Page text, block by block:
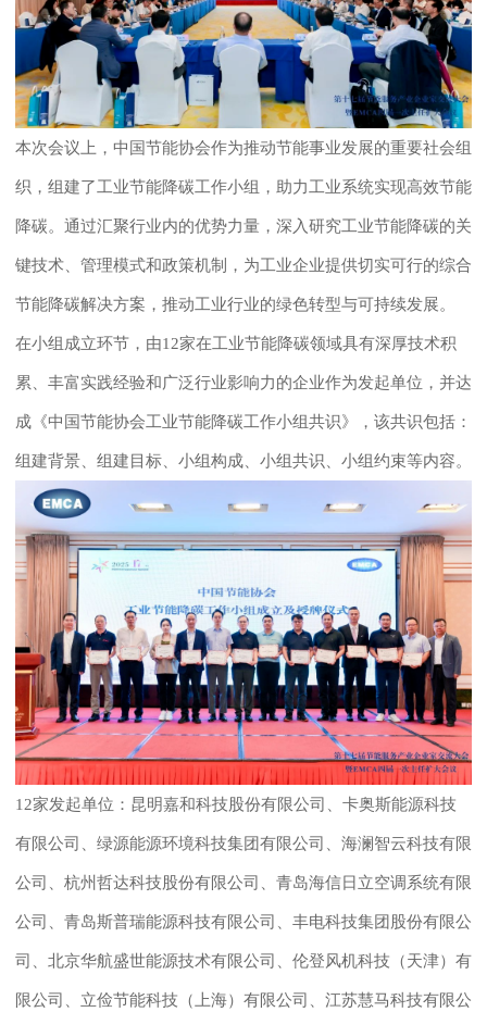
本次会议上，中国节能协会作为推动节能事业发展的重要社会组
织，组建了工业节能降碳工作小组，助力工业系统实现高效节能
降碳。通过汇聚行业内的优势力量，深入研究工业节能降碳的关
键技术、管理模式和政策机制，为工业企业提供切实可行的综合
节能降碳解决方案，推动工业行业的绿色转型与可持续发展。
在小组成立环节， 由1 2家在工业节能降碳领域具有深厚技术积
累、丰富实践经验和广泛行业影响力的企业作为发起单位，并达
成《中国节能协会工业节能降碳工作小组共识》， 该共识包括：
组建背景、组建目标、小组构成、小组共识、小组约束等内容。
12家发起单位： 昆明嘉和科技股份有限公司 卡奥斯能源科技
有限公司 绿源能源环境科技集团有限公司 海澜智云科技有限
公司 杭州哲达科技股份有限公司 青岛海信日立空调系统有限
公司 青岛斯普瑞能源科技有限公司 丰电科技集团股份有限公
司 北京华航盛世能源技术有限公司 伦登风机科技（天津）有
限公司 立俭节能科技（上海）有限公司 江苏慧马科技有限公